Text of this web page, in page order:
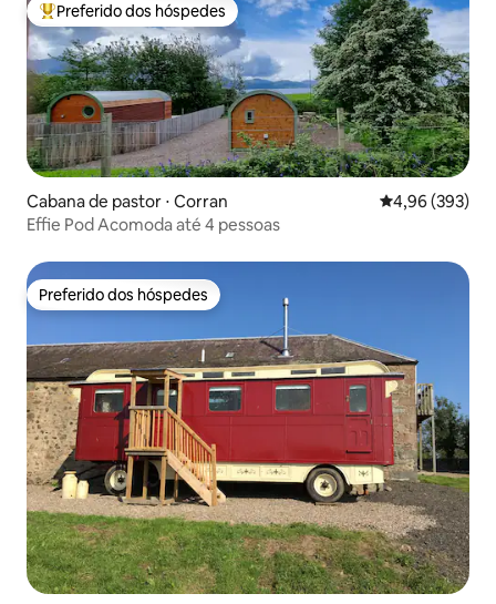
Entre os melhores preferidos dos hóspedes
Preferido dos hóspedes
Cabana de pastor ⋅ Corran 4,96 de uma
4,96 (393)
Effie Pod Acomoda até 4 pessoas
Preferido dos hóspedes
Preferido dos hóspedes